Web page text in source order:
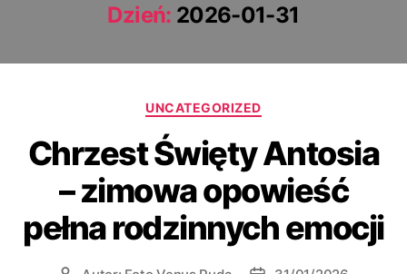
Dzień: 2026-01-31
UNCATEGORIZED
Chrzest Święty Antosia
– zimowa opowieść
pełna rodzinnych emocji